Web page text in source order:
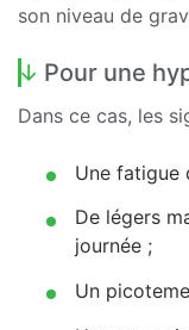
son niveau de
Pour une
Dans ce cas, les
Une fatigue
De légers
journée ;
Un